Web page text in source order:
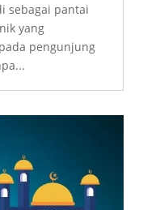
sebagai pantai
yang
pengunjung